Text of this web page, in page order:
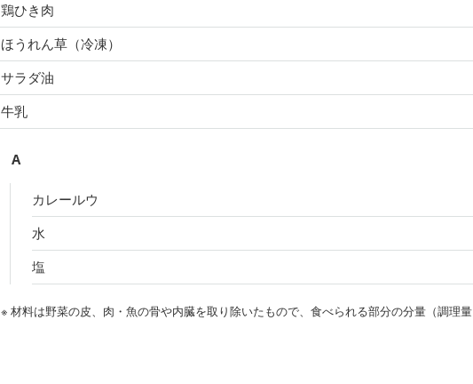
鶏ひき肉
ほうれん草（冷凍）
サラダ油
牛乳
A
カレールウ
水
塩
※ 材料は野菜の皮、肉・魚の骨や内臓を取り除いたもので、食べられる部分の分量（調理量